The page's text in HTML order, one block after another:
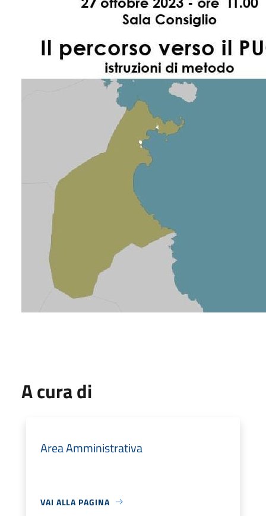
A cura di
Area Amministrativa
VAI ALLA PAGINA